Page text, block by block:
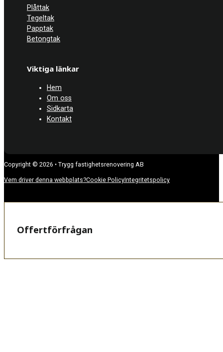
Plåttak
Tegeltak
Papptak
Betongtak
Viktiga länkar
Hem
Om oss
Sidkarta
Kontakt
Copyright © 2026 • Trygg fastighetsrenovering AB
Vem driver denna webbplats?Cookie PolicyIntegritetspolicy
Offertförfrågan